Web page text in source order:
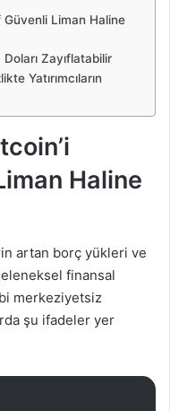
Liman Haline
Doları Zayıflatabilir
Yatırımcıların
Haline
artan borç yükleri ve
finansal
merkeziyetsiz
şu ifadeler yer